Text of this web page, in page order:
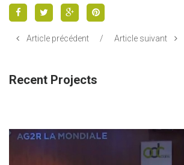
Article précédent / Article suivant
Recent Projects